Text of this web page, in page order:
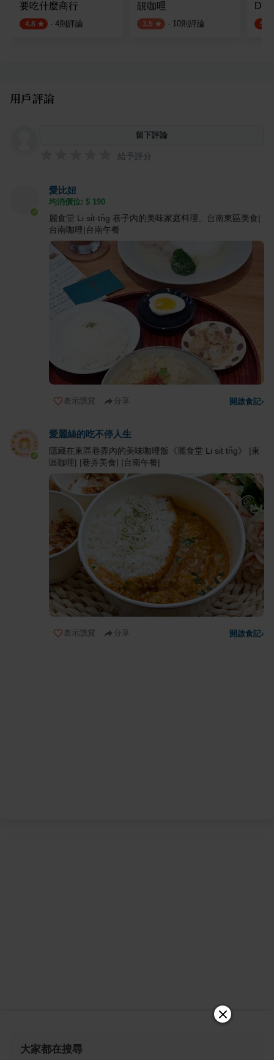
要吃什麼商行
4.8 · 4則評論
靚咖哩
3.5 · 10則評論 5.0
用戶評論
留下評論
給予評分
愛比妞
均消價位: $ 190
麗食堂 Li si̍t-tn̂g 巷子內的美味家庭料理。台南東區美食|
台南咖哩|台南午餐
表示讚賞 分享 開啟食記›
愛麗絲的吃不停人生
隱藏在東區巷弄內的美味咖哩飯《麗食堂 Li si̍t tn̂g》 |東
區咖哩| |巷弄美食| |台南午餐|
表示讚賞 分享 開啟食記›
大家都在搜尋